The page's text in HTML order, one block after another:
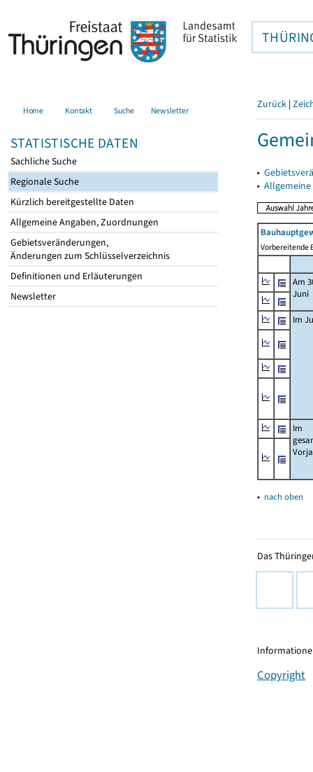
Home Kontakt Suche Newsletter
STATISTISCHE DATEN
Sachliche Suche
Regionale Suche
Kürzlich bereitgestellte Daten
Allgemeine Angaben, Zuordnungen
Gebietsveränderungen,
Änderungen zum Schlüsselverzeichnis
Definitionen und Erläuterungen
Newsletter
Zurück |
▸
▸
Vorbereitende
Am
Juni
Im
Im
▴ nach oben
Das
Copyright